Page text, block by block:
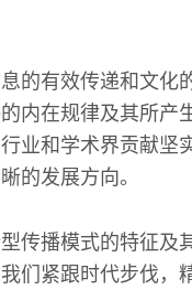
的有效传递和文化
内在规律及其所产
业和学术界贡献坚
的发展方向。
传播模式的特征及
们紧跟时代步伐，